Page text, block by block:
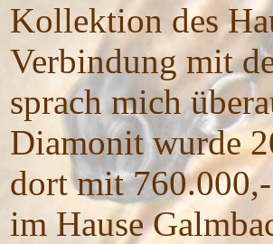
Kollektion des
Verbindung mit
sprach mich
Diamonit wurde
dort mit
im Hause